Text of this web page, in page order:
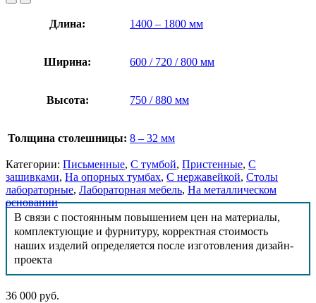
Длина: 1400 – 1800 мм
Ширина: 600 / 720 / 800 мм
Высота: 750 / 880 мм
Толщина столешницы: 8 – 32 мм
Категории: Письменные, С тумбой, Пристенные, С
зашивками, На опорных тумбах, С нержавейкой, Столы
лабораторные, Лабораторная мебель, На металлическом
основании
В связи с постоянным повышением цен на материалы,
комплектующие и фурнитуру, корректная стоимость
наших изделий определяется после изготовления дизайн-
проекта
36 000 руб.